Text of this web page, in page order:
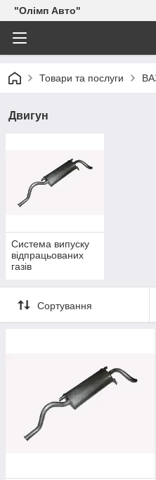
"Олімп Авто"
Товари та послуги
Двигун
Система випуску
відпрацьованих
газів
Сортування